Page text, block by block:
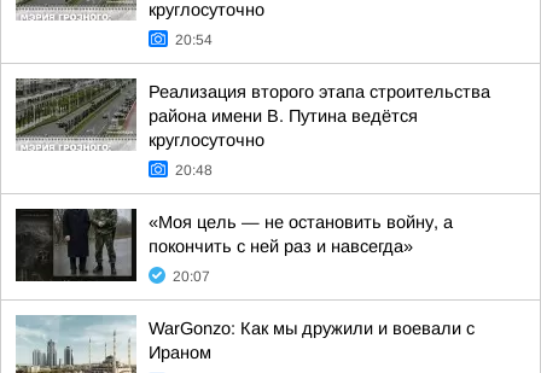
круглосуточно
20:54
Реализация второго этапа строительства
района имени В. Путина ведётся
круглосуточно
20:48
«Моя цель — не остановить войну, а
покончить с ней раз и навсегда»
20:07
WarGonzo: Как мы дружили и воевали с
Ираном